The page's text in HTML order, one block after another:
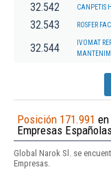
32.542 CANPETIS
32.543 ROSFER
32.544
IVOMAT
Posición 171.991
Empresas Españolas
Global Narok Sl. se
Empresas.